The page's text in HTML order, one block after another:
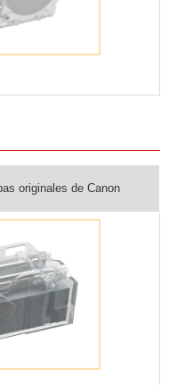
originales de Canon